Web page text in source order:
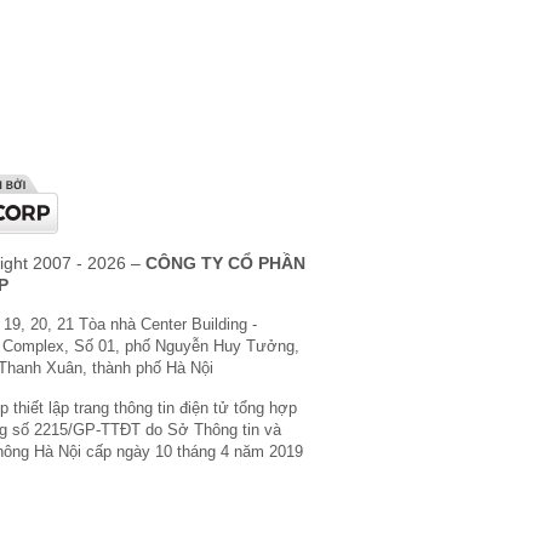
2007 - 2026 – CÔNG TY CỔ PHẦN
20, 21 Tòa nhà Center Building -
Complex, Số 01, phố Nguyễn Huy Tưởng,
Xuân, thành phố Hà Nội
thiết lập trang thông tin điện tử tổng hợp
số 2215/GP-TTĐT do Sở Thông tin và
Hà Nội cấp ngày 10 tháng 4 năm 2019